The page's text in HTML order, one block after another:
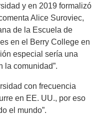
y en 2019 formalizó
Alice Suroviec,
de la Escuela de
en el Berry College en
especial sería una
la comunidad”.
con frecuencia
en EE. UU., por eso
el mundo”.